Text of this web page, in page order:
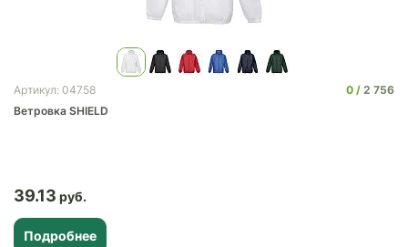
Артикул: 04758 0
2 756
Ветровка SHIELD
39.13
Подробнее